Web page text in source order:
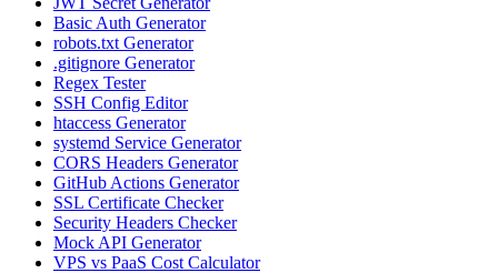
Basic Auth Generator
robots.txt Generator
.gitignore Generator
Regex Tester
SSH Config Editor
htaccess Generator
systemd Service Generator
CORS Headers Generator
GitHub Actions Generator
SSL Certificate Checker
Security Headers Checker
Mock API Generator
VPS vs PaaS Cost Calculator